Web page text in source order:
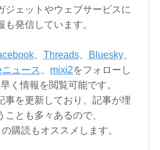
ジェットやウェブサービスに
も発信しています。
、 Threads、 Bluesky、
ュース mixi2をフォローし
く情報を閲覧可能です。
事を更新しており、記事が埋
ことも多々あるので、
購読もオススメします。